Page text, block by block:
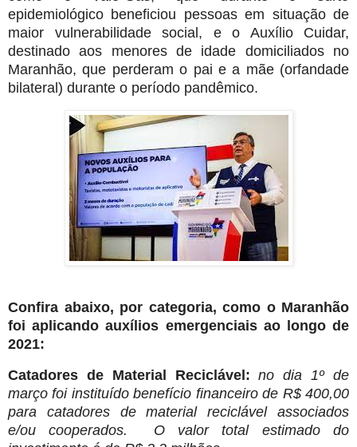
epidemiológico beneficiou pessoas em situação de
maior vulnerabilidade social, e o Auxílio Cuidar,
destinado aos menores de idade domiciliados no
Maranhão, que perderam o pai e a mãe (orfandade
bilateral) durante o período pandêmico.
Confira abaixo, por categoria, como o Maranhão
foi aplicando auxílios emergenciais ao longo de
2021:
Catadores de Material Reciclável: no dia 1º de
março foi instituído benefício financeiro de R$ 400,00
para catadores de material reciclável associados
e/ou cooperados. O valor total estimado do